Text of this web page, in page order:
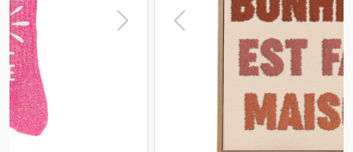
Previous Next